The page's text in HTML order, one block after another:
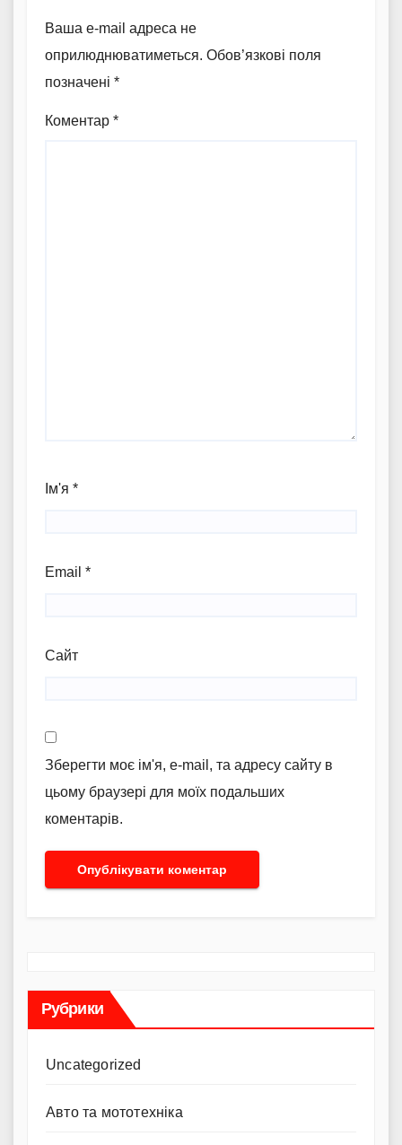
Ваша e-mail адреса не
оприлюднюватиметься. Обов’язкові поля
позначені *
Коментар *
Ім'я *
Email *
Сайт
Зберегти моє ім'я, e-mail, та адресу сайту в
цьому браузері для моїх подальших
коментарів.
Рубрики
Uncategorized
Авто та мототехніка